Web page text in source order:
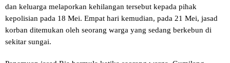
dan keluarga melaporkan kehilangan tersebut kepada pihak
kepolisian pada 18 Mei. Empat hari kemudian, pada 21 Mei, jasad
korban ditemukan oleh seorang warga yang sedang berkebun di
sekitar sungai.